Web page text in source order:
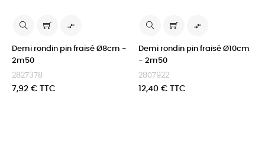

Demi rondin pin fraisé Ø8cm -
2m50
2827378
Prix
7,92 € TTC

Demi rondin pin fraisé Ø10cm
- 2m50
2807922
Prix
12,40 € TTC